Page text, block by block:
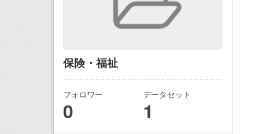
保険・福祉
フォロワー
0
データセット
1